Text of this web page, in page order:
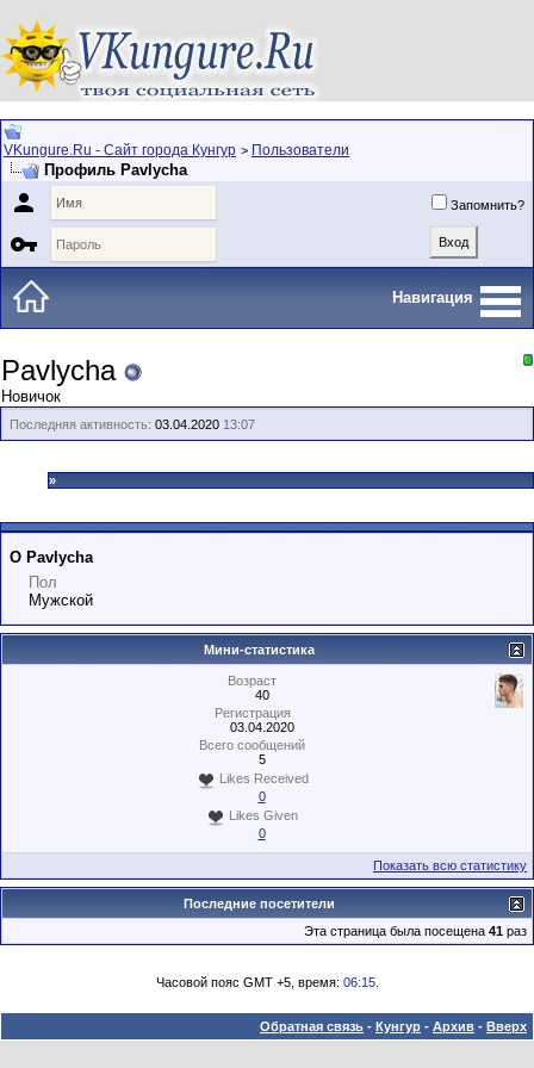
VKungure.Ru - Сайт города Кунгур > Пользователи
Профиль Pavlycha
 Запомнить?

Навигация
Pavlycha
Новичок
Последняя активность: 03.04.2020 13:07
»
О Pavlycha
Пол
Мужской
Мини-статистика
Возраст
40
Регистрация
03.04.2020
Всего сообщений
5
Likes Received
0
Likes Given
0
Показать всю статистику
Последние посетители
Эта страница была посещена 41 раз
Часовой пояс GMT +5, время: 06:15.
Обратная связь - Кунгур - Архив - Вверх